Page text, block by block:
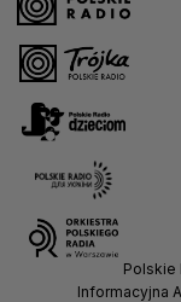
Polskie
Informacyjna